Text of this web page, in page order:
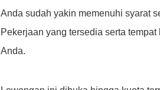
Anda sudah yakin memenuhi syarat
Pekerjaan yang tersedia serta
Anda.